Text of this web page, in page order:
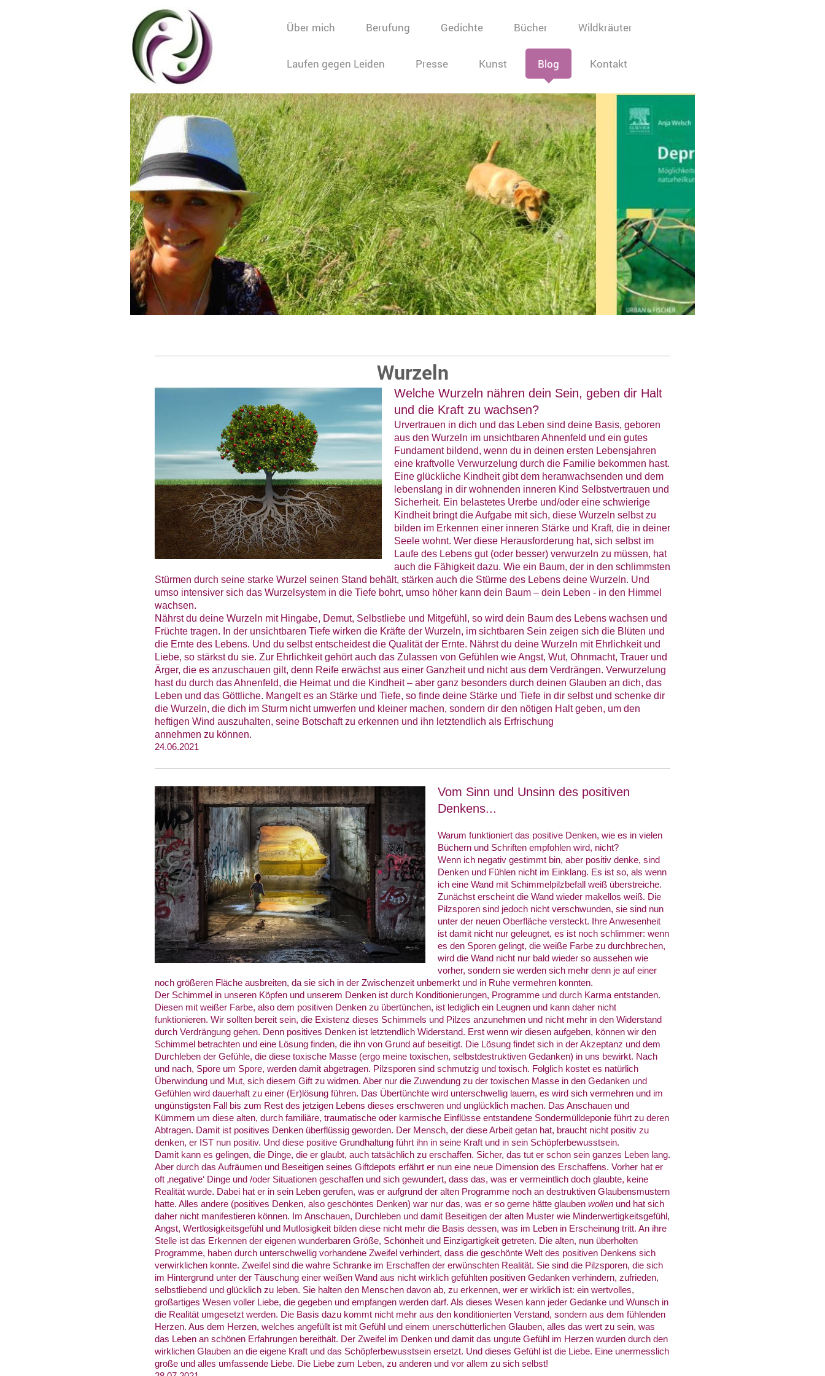
Über mich Berufung Gedichte Bücher Wildkräuter
Laufen gegen Leiden Presse Kunst Blog Kontakt
Wurzeln
Welche Wurzeln nähren dein Sein, geben dir Halt
und die Kraft zu wachsen?
Urvertrauen in dich und das Leben sind deine Basis, geboren
aus den Wurzeln im unsichtbaren Ahnenfeld und ein gutes
Fundament bildend, wenn du in deinen ersten Lebensjahren
eine kraftvolle Verwurzelung durch die Familie bekommen hast.
Eine glückliche Kindheit gibt dem heranwachsenden und dem
lebenslang in dir wohnenden inneren Kind Selbstvertrauen und
Sicherheit. Ein belastetes Urerbe und/oder eine schwierige
Kindheit bringt die Aufgabe mit sich, diese Wurzeln selbst zu
bilden im Erkennen einer inneren Stärke und Kraft, die in deiner
Seele wohnt. Wer diese Herausforderung hat, sich selbst im
Laufe des Lebens gut (oder besser) verwurzeln zu müssen, hat
auch die Fähigkeit dazu. Wie ein Baum, der in den schlimmsten
Stürmen durch seine starke Wurzel seinen Stand behält, stärken auch die Stürme des Lebens deine Wurzeln. Und
umso intensiver sich das Wurzelsystem in die Tiefe bohrt, umso höher kann dein Baum – dein Leben - in den Himmel
wachsen.
Nährst du deine Wurzeln mit Hingabe, Demut, Selbstliebe und Mitgefühl, so wird dein Baum des Lebens wachsen und
Früchte tragen. In der unsichtbaren Tiefe wirken die Kräfte der Wurzeln, im sichtbaren Sein zeigen sich die Blüten und
die Ernte des Lebens. Und du selbst entscheidest die Qualität der Ernte. Nährst du deine Wurzeln mit Ehrlichkeit und
Liebe, so stärkst du sie. Zur Ehrlichkeit gehört auch das Zulassen von Gefühlen wie Angst, Wut, Ohnmacht, Trauer und
Ärger, die es anzuschauen gilt, denn Reife erwächst aus einer Ganzheit und nicht aus dem Verdrängen. Verwurzelung
hast du durch das Ahnenfeld, die Heimat und die Kindheit – aber ganz besonders durch deinen Glauben an dich, das
Leben und das Göttliche. Mangelt es an Stärke und Tiefe, so finde deine Stärke und Tiefe in dir selbst und schenke dir
die Wurzeln, die dich im Sturm nicht umwerfen und kleiner machen, sondern dir den nötigen Halt geben, um den
heftigen Wind auszuhalten, seine Botschaft zu erkennen und ihn letztendlich als Erfrischung
annehmen zu können.
24.06.2021
Vom Sinn und Unsinn des positiven
Denkens...
Warum funktioniert das positive Denken, wie es in vielen
Büchern und Schriften empfohlen wird, nicht?
Wenn ich negativ gestimmt bin, aber positiv denke, sind
Denken und Fühlen nicht im Einklang. Es ist so, als wenn
ich eine Wand mit Schimmelpilzbefall weiß überstreiche.
Zunächst erscheint die Wand wieder makellos weiß. Die
Pilzsporen sind jedoch nicht verschwunden, sie sind nun
unter der neuen Oberfläche versteckt. Ihre Anwesenheit
ist damit nicht nur geleugnet, es ist noch schlimmer: wenn
es den Sporen gelingt, die weiße Farbe zu durchbrechen,
wird die Wand nicht nur bald wieder so aussehen wie
vorher, sondern sie werden sich mehr denn je auf einer
noch größeren Fläche ausbreiten, da sie sich in der Zwischenzeit unbemerkt und in Ruhe vermehren konnten.
Der Schimmel in unseren Köpfen und unserem Denken ist durch Konditionierungen, Programme und durch Karma entstanden.
Diesen mit weißer Farbe, also dem positiven Denken zu übertünchen, ist lediglich ein Leugnen und kann daher nicht
funktionieren. Wir sollten bereit sein, die Existenz dieses Schimmels und Pilzes anzunehmen und nicht mehr in den Widerstand
durch Verdrängung gehen. Denn positives Denken ist letztendlich Widerstand. Erst wenn wir diesen aufgeben, können wir den
Schimmel betrachten und eine Lösung finden, die ihn von Grund auf beseitigt. Die Lösung findet sich in der Akzeptanz und dem
Durchleben der Gefühle, die diese toxische Masse (ergo meine toxischen, selbstdestruktiven Gedanken) in uns bewirkt. Nach
und nach, Spore um Spore, werden damit abgetragen. Pilzsporen sind schmutzig und toxisch. Folglich kostet es natürlich
Überwindung und Mut, sich diesem Gift zu widmen. Aber nur die Zuwendung zu der toxischen Masse in den Gedanken und
Gefühlen wird dauerhaft zu einer (Er)lösung führen. Das Übertünchte wird unterschwellig lauern, es wird sich vermehren und im
ungünstigsten Fall bis zum Rest des jetzigen Lebens dieses erschweren und unglücklich machen. Das Anschauen und
Kümmern um diese alten, durch familiäre, traumatische oder karmische Einflüsse entstandene Sondermülldeponie führt zu deren
Abtragen. Damit ist positives Denken überflüssig geworden. Der Mensch, der diese Arbeit getan hat, braucht nicht positiv zu
denken, er IST nun positiv. Und diese positive Grundhaltung führt ihn in seine Kraft und in sein Schöpferbewusstsein.
Damit kann es gelingen, die Dinge, die er glaubt, auch tatsächlich zu erschaffen. Sicher, das tut er schon sein ganzes Leben lang.
Aber durch das Aufräumen und Beseitigen seines Giftdepots erfährt er nun eine neue Dimension des Erschaffens. Vorher hat er
oft ‚negative‘ Dinge und /oder Situationen geschaffen und sich gewundert, dass das, was er vermeintlich doch glaubte, keine
Realität wurde. Dabei hat er in sein Leben gerufen, was er aufgrund der alten Programme noch an destruktiven Glaubensmustern
hatte. Alles andere (positives Denken, also geschöntes Denken) war nur das, was er so gerne hätte glauben wollen und hat sich
daher nicht manifestieren können. Im Anschauen, Durchleben und damit Beseitigen der alten Muster wie Minderwertigkeitsgefühl,
Angst, Wertlosigkeitsgefühl und Mutlosigkeit bilden diese nicht mehr die Basis dessen, was im Leben in Erscheinung tritt. An ihre
Stelle ist das Erkennen der eigenen wunderbaren Größe, Schönheit und Einzigartigkeit getreten. Die alten, nun überholten
Programme, haben durch unterschwellig vorhandene Zweifel verhindert, dass die geschönte Welt des positiven Denkens sich
verwirklichen konnte. Zweifel sind die wahre Schranke im Erschaffen der erwünschten Realität. Sie sind die Pilzsporen, die sich
im Hintergrund unter der Täuschung einer weißen Wand aus nicht wirklich gefühlten positiven Gedanken verhindern, zufrieden,
selbstliebend und glücklich zu leben. Sie halten den Menschen davon ab, zu erkennen, wer er wirklich ist: ein wertvolles,
großartiges Wesen voller Liebe, die gegeben und empfangen werden darf. Als dieses Wesen kann jeder Gedanke und Wunsch in
die Realität umgesetzt werden. Die Basis dazu kommt nicht mehr aus den konditionierten Verstand, sondern aus dem fühlenden
Herzen. Aus dem Herzen, welches angefüllt ist mit Gefühl und einem unerschütterlichen Glauben, alles das wert zu sein, was
das Leben an schönen Erfahrungen bereithält. Der Zweifel im Denken und damit das ungute Gefühl im Herzen wurden durch den
wirklichen Glauben an die eigene Kraft und das Schöpferbewusstsein ersetzt. Und dieses Gefühl ist die Liebe. Eine unermesslich
große und alles umfassende Liebe. Die Liebe zum Leben, zu anderen und vor allem zu sich selbst!